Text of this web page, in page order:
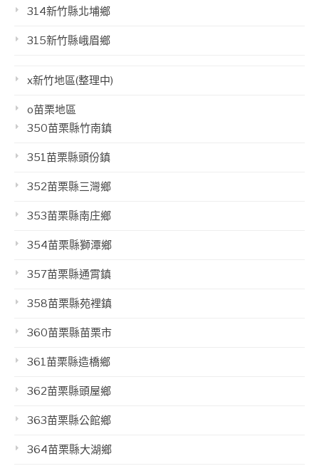
314新竹縣北埔鄉
315新竹縣峨眉鄉
x新竹地區(整理中)
o苗栗地區
350苗栗縣竹南鎮
351苗栗縣頭份鎮
352苗栗縣三灣鄉
353苗栗縣南庄鄉
354苗栗縣獅潭鄉
357苗栗縣通霄鎮
358苗栗縣苑裡鎮
360苗栗縣苗栗市
361苗栗縣造橋鄉
362苗栗縣頭屋鄉
363苗栗縣公館鄉
364苗栗縣大湖鄉